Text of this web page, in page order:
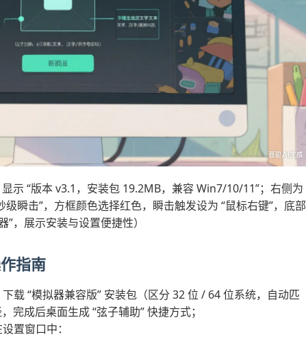
示 “版本 v3.1，安装包 19.2MB，兼容 Win7/10/11”；右侧为
瞬击”，方框颜色选择红色，瞬击触发设为 “鼠标右键”，底部
，展示安装与设置便捷性）
指南
载 “模拟器兼容版” 安装包（区分 32 位 / 64 位系统，自动匹
完成后桌面生成 “弦子辅助” 快捷方式；
置窗口中：